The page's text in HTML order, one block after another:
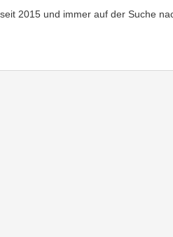
2015 und immer auf der Suche